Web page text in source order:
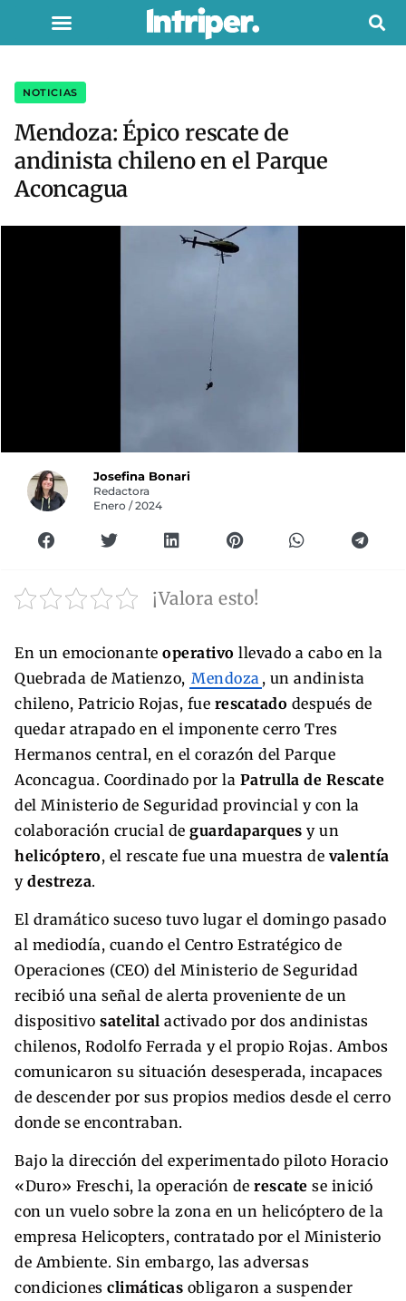
NOTICIAS
Mendoza: Épico rescate de
andinista chileno en el Parque
Aconcagua
Josefina Bonari
Redactora
Enero / 2024
¡Valora esto!
En un emocionante operativo llevado a cabo en la
Quebrada de Matienzo, Mendoza , un andinista
chileno, Patricio Rojas, fue rescatado después de
quedar atrapado en el imponente cerro Tres
Hermanos central, en el corazón del Parque
Aconcagua. Coordinado por la Patrulla de Rescate
del Ministerio de Seguridad provincial y con la
colaboración crucial de guardaparques y un
helicóptero, el rescate fue una muestra de valentía
y destreza.
El dramático suceso tuvo lugar el domingo pasado
al mediodía, cuando el Centro Estratégico de
Operaciones (CEO) del Ministerio de Seguridad
recibió una señal de alerta proveniente de un
dispositivo satelital activado por dos andinistas
chilenos, Rodolfo Ferrada y el propio Rojas. Ambos
comunicaron su situación desesperada, incapaces
de descender por sus propios medios desde el cerro
donde se encontraban.
Bajo la dirección del experimentado piloto Horacio
«Duro» Freschi, la operación de rescate se inició
con un vuelo sobre la zona en un helicóptero de la
empresa Helicopters, contratado por el Ministerio
de Ambiente. Sin embargo, las adversas
condiciones climáticas obligaron a suspender